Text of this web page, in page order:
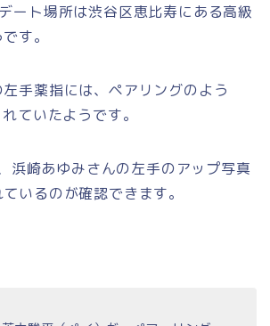
ート場所は渋谷区恵比寿にある高級
す。
手薬指には、ペアリングのよう
ていたようです。
浜崎あゆみさんの左手のアップ写真
いるのが確認できます。